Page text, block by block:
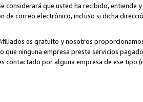
considerará que usted ha recibido, entiende
de correo electrónico, incluso si dicha
es gratuito y nosotros
que ninguna empresa preste servicios
contactado por alguna empresa de ese